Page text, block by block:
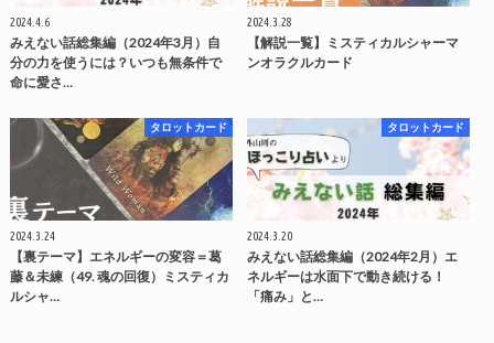
2024.4.6
みえない話総集編（2024年3月）自
分の力を使うには？いつも無条件で
命に愛さ…
2024.3.28
【解説一覧】ミスティカルシャーマ
ンオラクルカード
タロットカード
2024.3.24
【裏テーマ】エネルギーの変容＝葛
藤＆未練（49. 魂の回復）ミスティカ
ルシャ…
タロットカード
2024.3.20
みえない話総集編（2024年2月）エ
ネルギーは水面下で動き続ける！
「痛み」と…